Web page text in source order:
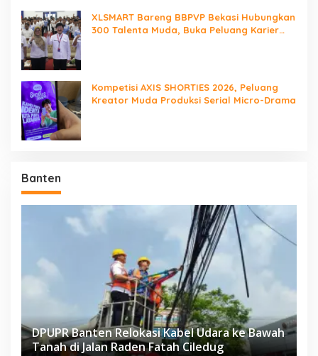
XLSMART Bareng BBPVP Bekasi Hubungkan
300 Talenta Muda, Buka Peluang Karier
Kompetisi AXIS SHORTIES 2026, Peluang
Kreator Muda Produksi Serial Micro-Drama
Banten
DPUPR Banten Relokasi Kabel Udara ke Bawah
Tanah di Jalan Raden Fatah Ciledug